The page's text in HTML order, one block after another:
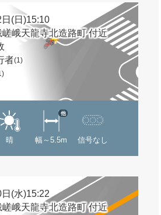
(日)15:10
峨天龍寺北造路町 付近
者(1)
晴 幅～5.5m
他
信号なし
(水)15:22
峨天龍寺北造路町 付近